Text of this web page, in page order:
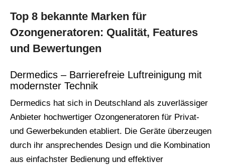
Top 8 bekannte Marken für
Ozongeneratoren: Qualität, Features
und Bewertungen
Dermedics – Barrierefreie Luftreinigung mit
modernster Technik
Dermedics hat sich in Deutschland als zuverlässiger
Anbieter hochwertiger Ozongeneratoren für Privat-
und Gewerbekunden etabliert. Die Geräte überzeugen
durch ihr ansprechendes Design und die Kombination
aus einfachster Bedienung und effektiver